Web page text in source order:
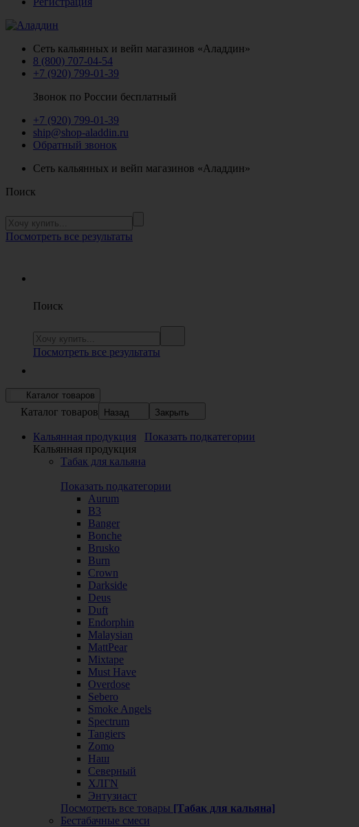
Сеть кальянных и вейп магазинов «Аладдин»
8 (800) 707-04-54
+7 (920) 799-01-39
Звонок по России бесплатный
+7 (920) 799-01-39
ship@shop-aladdin.ru
Обратный звонок
Сеть кальянных и вейп магазинов «Аладдин»
Поиск
Посмотреть все результаты
Поиск
Посмотреть все результаты
Каталог товаров
Каталог товаров Назад Закрыть
Кальянная продукция
Показать подкатегории
Кальянная продукция
Табак для кальяна
Показать подкатегории
Aurum
B3
Banger
Bonche
Brusko
Burn
Crown
Darkside
Deus
Duft
Endorphin
Malaysian
MattPear
Mixtape
Must Have
Overdose
Sebero
Smoke Angels
Spectrum
Tangiers
Zomo
Наш
Северный
ХЛГN
Энтузиаст
Посмотреть все товары [Табак для кальяна]
Бестабачные смеси